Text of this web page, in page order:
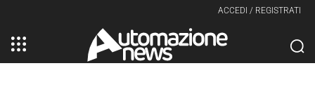
ACCEDI / REGISTRATI